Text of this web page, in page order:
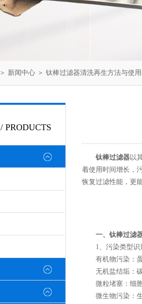
＞ 新闻中心 ＞ 钛棒过滤器清洗再生方法与使
/ PRODUCTS
钛棒过滤器以
着使用时间增长，
恢复过滤性能，更
一、钛棒过滤
1、污染类型识
有机物污染：蛋
无机盐结垢：碳
微粒堵塞：细胞
微生物污染：生